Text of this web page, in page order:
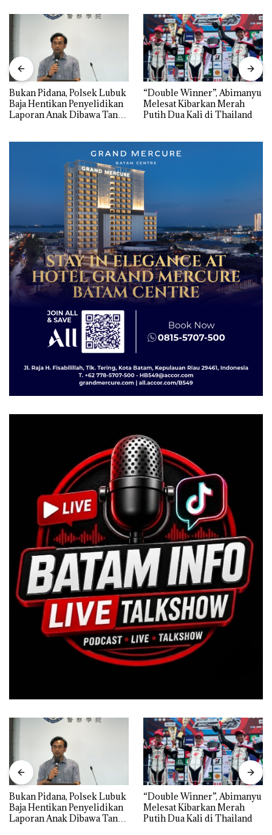
Bukan Pidana, Polsek Lubuk
Baja Hentikan Penyelidikan
Laporan Anak Dibawa Tanpa
“Double Winner”, Abimanyu
Melesat Kibarkan Merah
Putih Dua Kali di Thailand
Bukan Pidana, Polsek Lubuk
Baja Hentikan Penyelidikan
Laporan Anak Dibawa Tanpa
“Double Winner”, Abimanyu
Melesat Kibarkan Merah
Putih Dua Kali di Thailand